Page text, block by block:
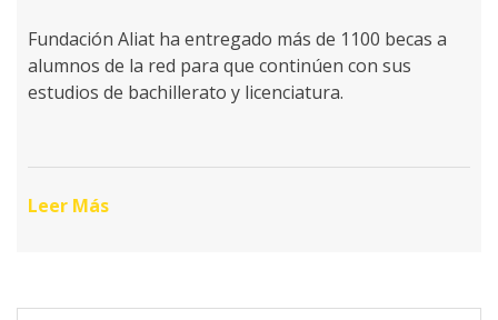
Fundación Aliat ha entregado más de 1100 becas a
alumnos de la red para que continúen con sus
estudios de bachillerato y licenciatura.
Leer Más